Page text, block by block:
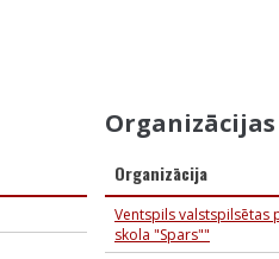
Organizācijas
Organizācija
Ventspils valstspilsētas
skola "Spars""